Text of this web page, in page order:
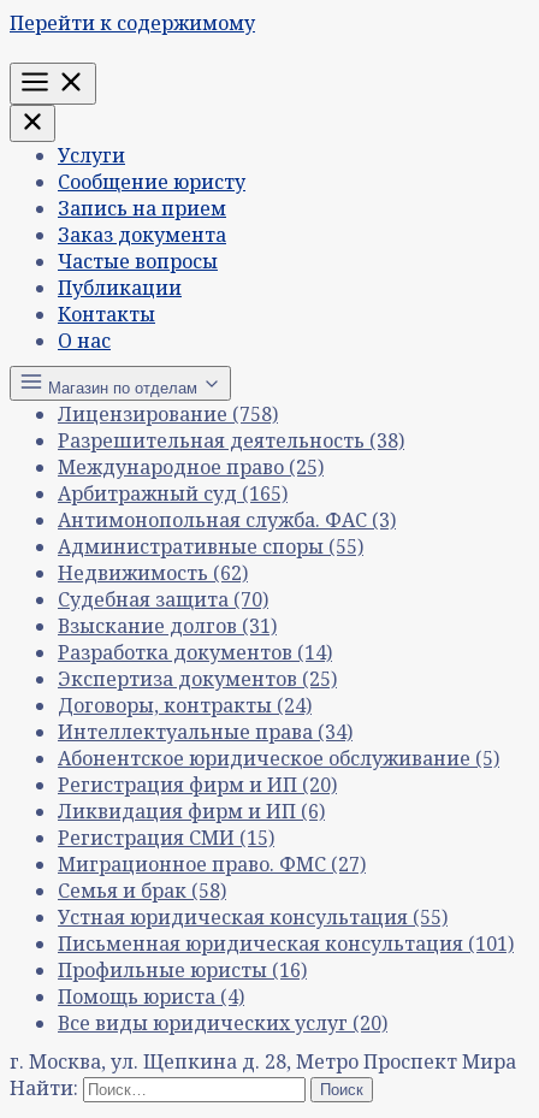
Перейти к содержимому
Меню
Услуги
Сообщение юристу
Запись на прием
Заказ документа
Частые вопросы
Публикации
Контакты
О нас
Магазин по отделам
Лицензирование (758)
Разрешительная деятельность (38)
Международное право (25)
Арбитражный суд (165)
Антимонопольная служба. ФАС (3)
Административные споры (55)
Недвижимость (62)
Судебная защита (70)
Взыскание долгов (31)
Разработка документов (14)
Экспертиза документов (25)
Договоры, контракты (24)
Интеллектуальные права (34)
Абонентское юридическое обслуживание (5)
Регистрация фирм и ИП (20)
Ликвидация фирм и ИП (6)
Регистрация СМИ (15)
Миграционное право. ФМС (27)
Семья и брак (58)
Устная юридическая консультация (55)
Письменная юридическая консультация (101)
Профильные юристы (16)
Помощь юриста (4)
Все виды юридических услуг (20)
г. Москва, ул. Щепкина д. 28, Метро Проспект Мира
Найти: